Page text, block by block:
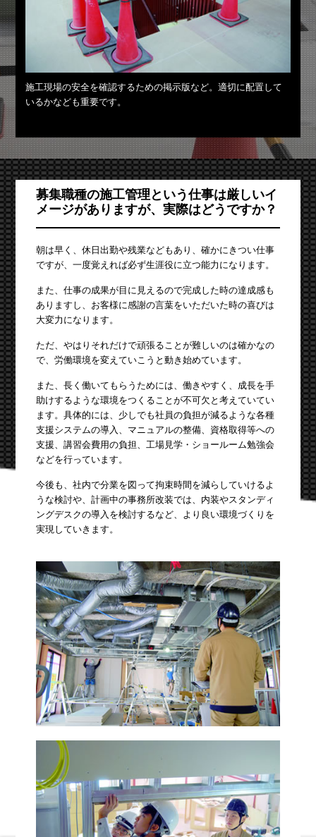
施工現場の安全を確認するための掲示版など。適切に配置して
いるかなども重要です。
募集職種の施工管理という仕事は厳しいイ
メージがありますが、実際はどうですか？
朝は早く、休日出勤や残業などもあり、確かにきつい仕事
ですが、一度覚えれば必ず生涯役に立つ能力になります。
また、仕事の成果が目に見えるので完成した時の達成感も
ありますし、お客様に感謝の言葉をいただいた時の喜びは
大変力になります。
ただ、やはりそれだけで頑張ることが難しいのは確かなの
で、労働環境を変えていこうと動き始めています。
また、長く働いてもらうためには、働きやすく、成長を手
助けするような環境をつくることが不可欠と考えていてい
ます。具体的には、少しでも社員の負担が減るような各種
支援システムの導入、マニュアルの整備、資格取得等への
支援、講習会費用の負担、工場見学・ショールーム勉強会
などを行っています。
今後も、社内で分業を図って拘束時間を減らしていけるよ
うな検討や、計画中の事務所改装では、内装やスタンディ
ングデスクの導入を検討するなど、より良い環境づくりを
実現していきます。